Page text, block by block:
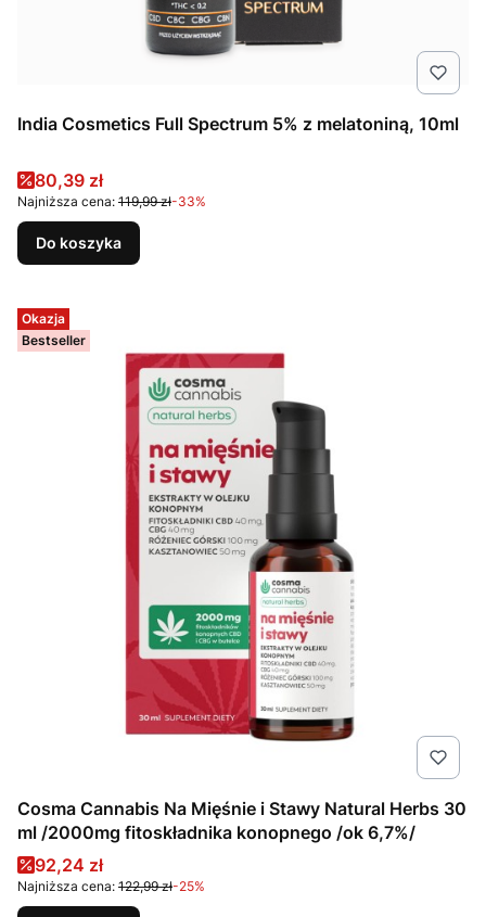
India Cosmetics Full Spectrum 5% z melatoniną, 10ml
Cena promocyjna
80,39 zł
Najniższa cena: 119,99 zł-33%
Do koszyka
Okazja
Bestseller
Cosma Cannabis Na Mięśnie i Stawy Natural Herbs 30
ml /2000mg fitoskładnika konopnego /ok 6,7%/
Cena promocyjna
92,24 zł
Najniższa cena: 122,99 zł-25%